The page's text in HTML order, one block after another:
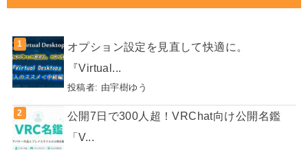
オプション設定を見直して快適に。
『Virtual...
投稿者: 由宇樹ゆう
公開7日で300人超！VRChat向け公開名鑑
「V...